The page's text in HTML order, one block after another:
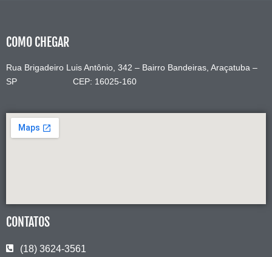
COMO CHEGAR
Rua Brigadeiro Luis Antônio, 342 – Bairro Bandeiras, Araçatuba –
SP CEP: 16025-160
CONTATOS
(18) 3624-3561